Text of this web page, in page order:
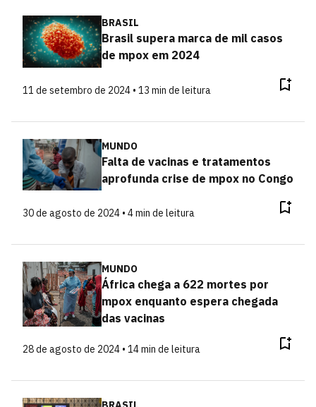
BRASIL
Brasil supera marca de mil casos
de mpox em 2024
11 de setembro de 2024 • 13 min de leitura
MUNDO
Falta de vacinas e tratamentos
aprofunda crise de mpox no Congo
30 de agosto de 2024 • 4 min de leitura
MUNDO
África chega a 622 mortes por
mpox enquanto espera chegada
das vacinas
28 de agosto de 2024 • 14 min de leitura